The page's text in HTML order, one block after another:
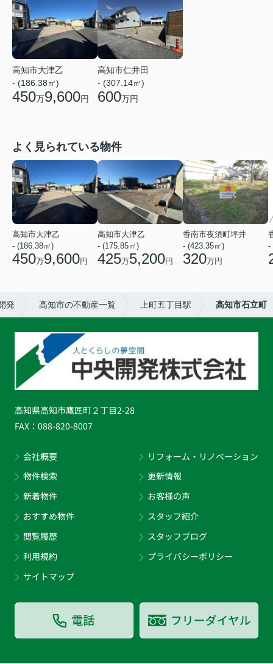
高知市大津乙
- (186.38㎡)
450万9,600円
高知市仁井田
- (307.14㎡)
600万円
よく見られている物件
高知市大津乙
- (186.38㎡)
450万9,600円
高知市大津乙
- (175.85㎡)
425万5,200円
香南市夜須町坪井
- (423.35㎡)
320万円
-
発 高知市の不動産一覧 上町五丁目駅 高知市石立町
高知県高知市鷹匠町２丁目2-28
FAX： 088-820-8007
会社概要
物件検索
新着物件
おすすめ物件
閲覧履歴
利用規約
サイトマップ
リフォーム・リノベーション
更新情報
お客様の声
スタッフ紹介
スタッフブログ
プライバシーポリシー